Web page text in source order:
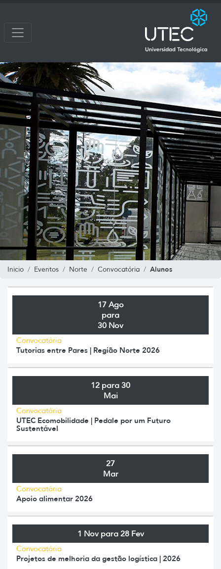
Inicio Eventos Norte Convocatória Alunos
17 Ago
para
30 Nov
Convocatória
Tutorias entre Pares | Região Norte 2026
12 para 30
Mai
Convocatória
UTEC Ecomobilidade | Pedale por um Futuro
Sustentável
27
Mar
Convocatória
Apoio alimentar 2026
1 Nov para 28 Fev
Convocatória
Projetos de melhoria da gestão logística | 2026